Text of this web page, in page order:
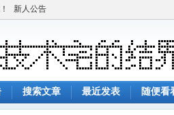
新人公告
搜索文章 最近发表 随便看